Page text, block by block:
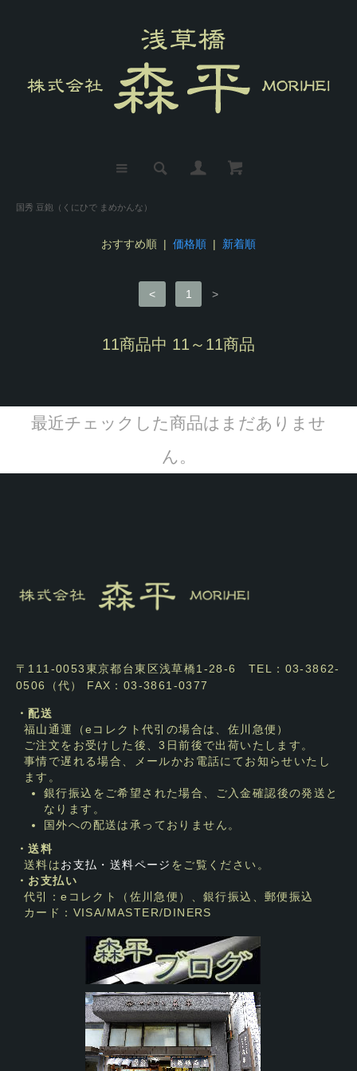
国秀 豆鉋（くにひで まめかんな）
おすすめ順 | 価格順 | 新着順
< 1 >
11商品中 11～11商品
最近チェックした商品はまだありませ
ん。
〒111-0053東京都台東区浅草橋1-28-6 TEL：03-3862-
0506（代） FAX：03-3861-0377
・配送
福山通運（eコレクト代引の場合は、佐川急便）
ご注文をお受けした後、3日前後で出荷いたします。
事情で遅れる場合、メールかお電話にてお知らせいたし
ます。
銀行振込をご希望された場合、ご入金確認後の発送と
なります。
国外への配送は承っておりません。
・送料
送料はお支払・送料ページ をご覧ください。
・お支払い
代引：eコレクト（佐川急便）、銀行振込、郵便振込
カード：VISA/MASTER/DINERS